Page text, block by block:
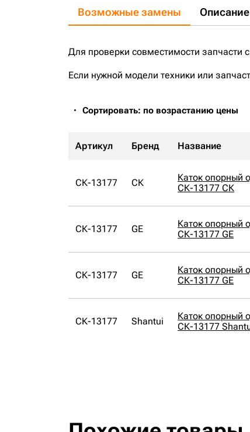
Возможные замены Описание
Для проверки совместимости запчасти
Если нужной модели техники или
Сортировать: по возрастанию цены
Артикул Бренд Название
СК-13177 СК
Каток опорный
СК-13177 СК
СК-13177 GE
Каток опорный
СК-13177 GE
СК-13177 GE
Каток опорный
СК-13177 GE
СК-13177 Shantui
Каток опорный
СК-13177